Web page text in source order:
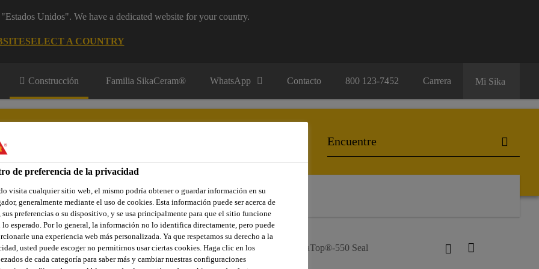
Unidos". We have a dedicated website for your country.
SELECT A COUNTRY
Construcción Familia SikaCeram® WhatsApp Contacto 800 123-7452 Carrera Mi Sika
y Aplicadores Contacto
para espacios exteriores Terraza Membranas SikaTop®-550 Seal
de preferencia de la privacidad
visita cualquier sitio web, el mismo podría obtener o guardar información en su
generalmente mediante el uso de cookies. Esta información puede ser acerca de
sus preferencias o su dispositivo, y se usa principalmente para que el sitio funcione
lo esperado. Por lo general, la información no lo identifica directamente, pero puede
una experiencia web más personalizada. Ya que respetamos su derecho a la
usted puede escoger no permitirnos usar ciertas cookies. Haga clic en los
de cada categoría para saber más y cambiar nuestras configuraciones